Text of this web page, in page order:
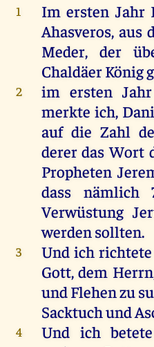
1 Im ersten Jahr
Ahasveros, aus
Meder, der
ChaldäerKönig
2 im ersten Jahr
merkte ich,
auf die Zahl
derer das Wort
Propheten
dass nämlich
Verwüstung
werdensollten.
3 Und ich richtete
Gott,dem Herrn
undFlehenzu
Sacktuchund
4 Und ich betete